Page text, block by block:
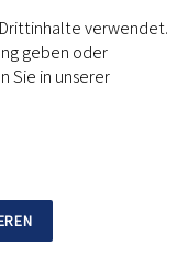
verwendet.
geben oder
Sie in unserer